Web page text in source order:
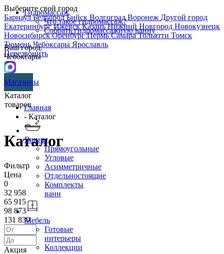
Выберите свой город
БарнаулБелгородБийск ВолгоградВоронеж Другой город
ЕкатеринбургИжевскКазаньНижний Новгород Новокузнецк
НовосибирскОренбургПермьСамараТольятти Томск
ТюменьЧебоксары Ярославль
Перезвонить
Гидромассаж
Что такое гидромассаж?
Собрать гидромассажную ванну
Ваш город:
Чебоксары
Магазины
Каталог
товаров
Ванны
Прямоугольные
Угловые
Асимметричные
Отдельностоящие
Комплекты
ванн
Мебель
Готовые
интерьеры
Коллекции
Главная
- Каталог
Каталог
Фильтр
Цена
0
32 958
65 915
98 873
131 830
Акция